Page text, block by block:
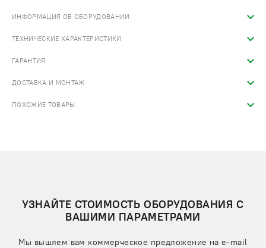
ИНФОРМАЦИЯ ОБ ОБОРУДОВАНИИ
ТЕХНИЧЕСКИЕ ХАРАКТЕРИСТИКИ
ГАРАНТИЯ
ДОСТАВКА И МОНТАЖ
ПОХОЖИЕ ТОВАРЫ
УЗНАЙТЕ СТОИМОСТЬ ОБОРУДОВАНИЯ С
ВАШИМИ ПАРАМЕТРАМИ
Мы вышлем вам коммерческое предложение на e-mail